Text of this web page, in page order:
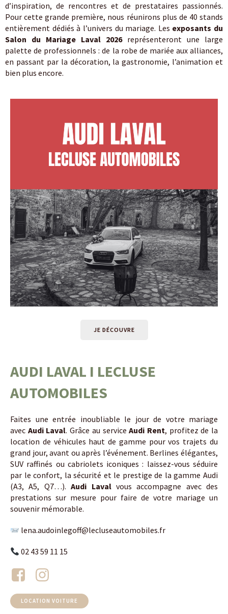
d’inspiration, de rencontres et de prestataires passionnés.
Pour cette grande première, nous réunirons plus de 40 stands
entièrement dédiés à l’univers du mariage. Les exposants du
Salon du Mariage Laval 2026représenteront une large
palette de professionnels : de la robe de mariée aux alliances,
en passant par la décoration, la gastronomie, l’animation et
bien plus encore.
JE DÉCOUVRE
AUDI LAVAL I LECLUSE
AUTOMOBILES
Faites une entrée inoubliable le jour de votre mariage
avec Audi Laval. Grâce au serviceAudi Rent, profitez de la
location de véhicules haut de gamme pour vos trajets du
grand jour, avant ou après l’événement. Berlines élégantes,
SUV raffinés ou cabriolets iconiques : laissez-vous séduire
par le confort, la sécurité et le prestige de la gamme Audi
(A3, A5, Q7…).Audi Lavalvous accompagne avec des
prestations sur mesure pour faire de votre mariage un
souvenir mémorable.
lena.audoinlegoff@lecluseautomobiles.fr
02 43 59 11 15
LOCATION VOITURE